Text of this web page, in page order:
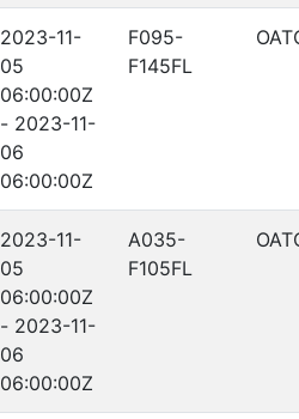
2023-11-
05
06:00:00Z
- 2023-11-
06
06:00:00Z
F095-
F145FL
2023-11-
05
06:00:00Z
- 2023-11-
06
06:00:00Z
A035-
F105FL